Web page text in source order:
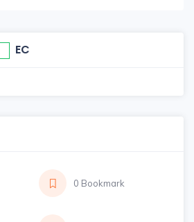
EC
0 Bookmark